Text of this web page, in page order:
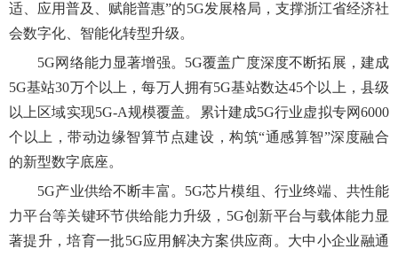
适、应用普及、赋能普惠”的5G发展格局，支撑浙江省经济社
会数字化、智能化转型升级。
5G网络能力显著增强。5G覆盖广度深度不断拓展，建成
5G基站30万个以上，每万人拥有5G基站数达45个以上，县级
以上区域实现5G-A规模覆盖。累计建成5G行业虚拟专网6000
个以上，带动边缘智算节点建设，构筑“通感算智”深度融合
的新型数字底座。
5G产业供给不断丰富。5G芯片模组、行业终端、共性能
力平台等关键环节供给能力升级，5G创新平台与载体能力显
著提升，培育一批5G应用解决方案供应商。大中小企业融通